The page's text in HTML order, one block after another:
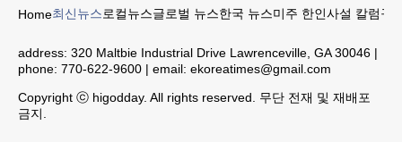
Home최신뉴스로컬뉴스글로벌 뉴스한국 뉴스미주 한인사설 칼럼구
address: 320 Maltbie Industrial Drive Lawrenceville, GA 30046 |
phone: 770-622-9600 | email: ekoreatimes@gmail.com
Copyright ⓒ higodday. All rights reserved. 무단 전재 및 재배포
금지.